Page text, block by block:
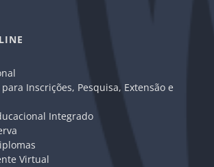
para Inscrições, Pesquisa, Extensão e
Integrado
Virtual